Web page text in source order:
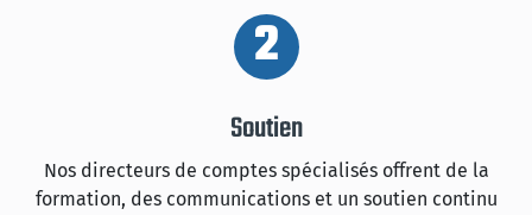
2
Soutien
Nos directeurs de comptes spécialisés offrent de la
formation, des communications et un soutien continu